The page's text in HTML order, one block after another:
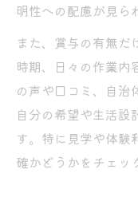
明性への配慮が見ら
また、賞与の有無だ
時期、日々の作業内
の声や口コミ、自治
自分の希望や生活設
す。特に見学や体験
確かどうかをチェッ